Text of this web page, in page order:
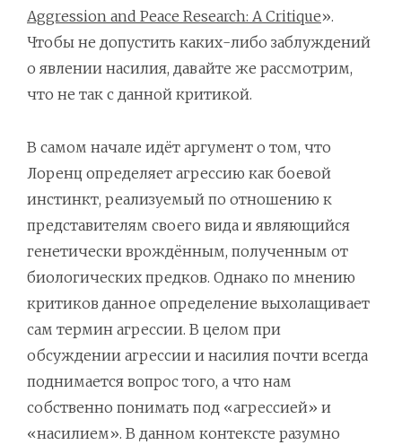
Aggression and Peace Research: A Critique».
Чтобы не допустить каких-либо заблуждений
о явлении насилия, давайте же рассмотрим,
что не так с данной критикой.
В самом начале идёт аргумент о том, что
Лоренц определяет агрессию как боевой
инстинкт, реализуемый по отношению к
представителям своего вида и являющийся
генетически врождённым, полученным от
биологических предков. Однако по мнению
критиков данное определение выхолащивает
сам термин агрессии. В целом при
обсуждении агрессии и насилия почти всегда
поднимается вопрос того, а что нам
собственно понимать под «агрессией» и
«насилием». В данном контексте разумно